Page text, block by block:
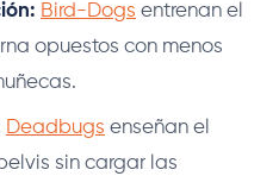
Bird-Dogs entrenan el
opuestos con menos
Deadbugs enseñan el
sin cargar las